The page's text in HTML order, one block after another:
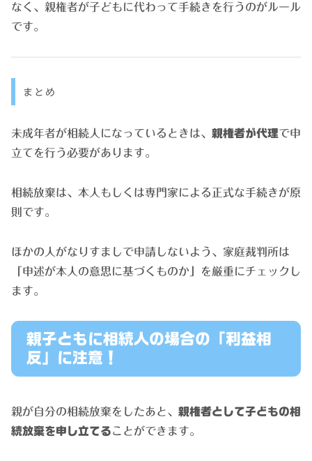
なく、親権者が子どもに代わって手続きを行うのがルール
です。
まとめ
未成年者が相続人になっているときは、 親権者が代理で申
立てを行う必要があります。
相続放棄は、本人もしくは専門家による正式な手続きが原
則です。
ほかの人がなりすましで申請しないよう、家庭裁判所は
「申述が本人の意思に基づくものか」を厳重にチェックし
ます。
親子ともに相続人の場合の「利益相
反」に注意！
親が自分の相続放棄をしたあと、 親権者として子どもの相
続放棄を申し立てることができます。